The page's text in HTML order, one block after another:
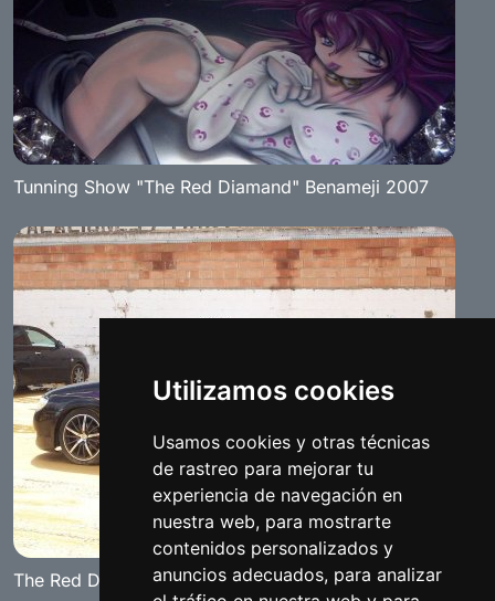
Utilizamos cookies
Usamos cookies y otras técnicas
de rastreo para mejorar tu
experiencia de navegación en
nuestra web, para mostrarte
contenidos personalizados y
anuncios adecuados, para analizar
Tunning Show "The Red Diamand" Benameji 2007
The Red Diamond 2008 Tuning Show